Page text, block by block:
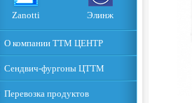
Zanotti Элинж
О компании ТТМ ЦЕНТР
Сендвич-фургоны ЦТТМ
Перевозка продуктов